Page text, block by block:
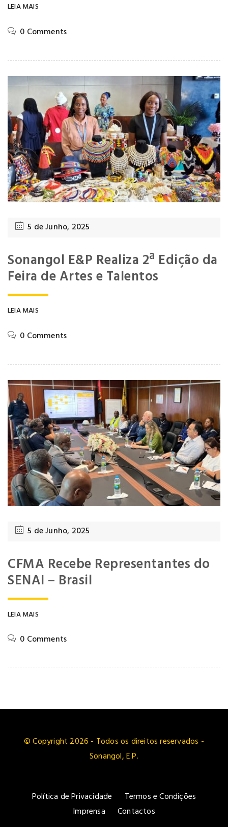
LEIA MAIS
0 Comments
5 de Junho, 2025
Sonangol E&P Realiza 2ª Edição da
Feira de Artes e Talentos
LEIA MAIS
0 Comments
5 de Junho, 2025
CFMA Recebe Representantes do
SENAI – Brasil
LEIA MAIS
0 Comments
© Copyright 2026 - Todos os direitos reservados -
Sonangol, E.P.
Política de Privacidade
Termos e Condições
Imprensa
Contactos